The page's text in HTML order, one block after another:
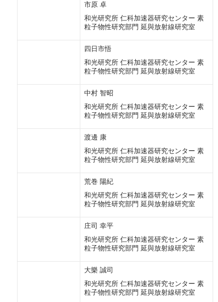
市原 卓
和光研究所 仁科加速器研究センター 素
粒子物性研究部門 延與放射線研究室
四日市悟
和光研究所 仁科加速器研究センター 素
粒子物性研究部門 延與放射線研究室
中村 智昭
和光研究所 仁科加速器研究センター 素
粒子物性研究部門 延與放射線研究室
渡邊 康
和光研究所 仁科加速器研究センター 素
粒子物性研究部門 延與放射線研究室
荒巻 陽紀
和光研究所 仁科加速器研究センター 素
粒子物性研究部門 延與放射線研究室
庄司 幸平
和光研究所 仁科加速器研究センター 素
粒子物性研究部門 延與放射線研究室
大樂 誠司
和光研究所 仁科加速器研究センター 素
粒子物性研究部門 延與放射線研究室